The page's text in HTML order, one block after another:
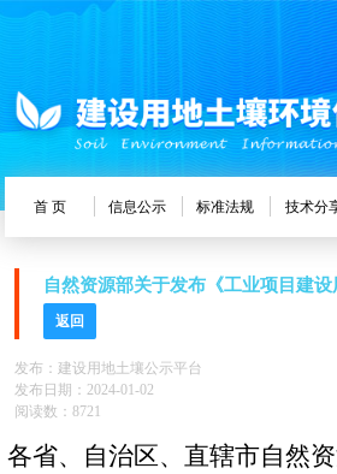
首 页 信息公示 标准法规 技术分
自然资源部关于发布《工业项目建
返回
发布：建设用地土壤公示平台
发布日期：2024-01-02
阅读数：8721